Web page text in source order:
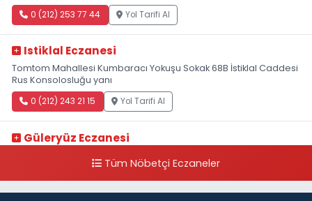
0 (212) 253 77 44 Yol Tarifi Al
Istiklal Eczanesi
Tomtom Mahallesi Kumbaracı Yokuşu Sokak 68B İstiklal Caddesi
Rus Konsolosluğu yanı
0 (212) 243 21 15 Yol Tarifi Al
Güleryüz Eczanesi
kalaycıbahçe Meydana DoğruTüm Nöbetçi Eczaneler